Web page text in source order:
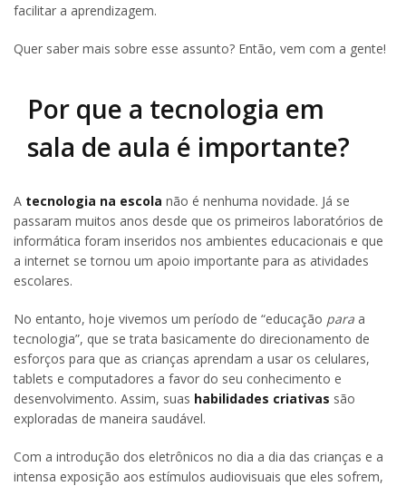
facilitar a aprendizagem.
Quer saber mais sobre esse assunto? Então, vem com a gente!
Por que a tecnologia em
sala de aula é importante?
A tecnologia na escola não é nenhuma novidade. Já se
passaram muitos anos desde que os primeiros laboratórios de
informática foram inseridos nos ambientes educacionais e que
a internet se tornou um apoio importante para as atividades
escolares.
No entanto, hoje vivemos um período de “educação para a
tecnologia”, que se trata basicamente do direcionamento de
esforços para que as crianças aprendam a usar os celulares,
tablets e computadores a favor do seu conhecimento e
desenvolvimento. Assim, suas habilidades criativas são
exploradas de maneira saudável.
Com a introdução dos eletrônicos no dia a dia das crianças e a
intensa exposição aos estímulos audiovisuais que eles sofrem,